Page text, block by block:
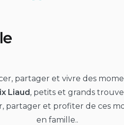
partager et vivre des
Liaud, petits et grands
et profiter de ces
en famille..